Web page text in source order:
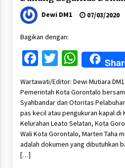
Dewi DM1 07/03/2020
Bagikan dengan:
Facebook
Twitter
Wartawati/Editor: Dewi Mutiara
Pemerintah Kota Gorontalo
Syahbandar dan Otoritas
pas kecil atau pengukuran kapal di
Kelurahan Leato Selatan, Kota
Wali Kota Gorontalo, Marten Taha
adalah dokumen yang dibutuhkan
[…]